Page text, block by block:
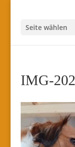
Seite wählen
IMG-